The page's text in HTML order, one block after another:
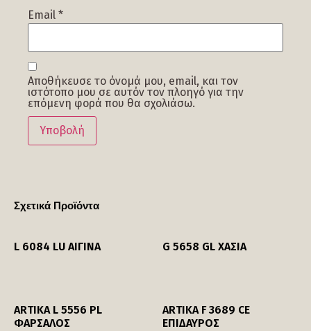
Email *
Αποθήκευσε το όνομά μου, email, και τον
ιστότοπο μου σε αυτόν τον πλοηγό για την
επόμενη φορά που θα σχολιάσω.
Σχετικά Προϊόντα
L 6084 LU ΑΙΓΙΝΑ G 5658 GL ΧΑΣΙΑ
ARTIKA L 5556 PL
ΦΑΡΣΑΛΟΣ
ARTIKA F 3689 CE
ΕΠΙΔΑΥΡΟΣ